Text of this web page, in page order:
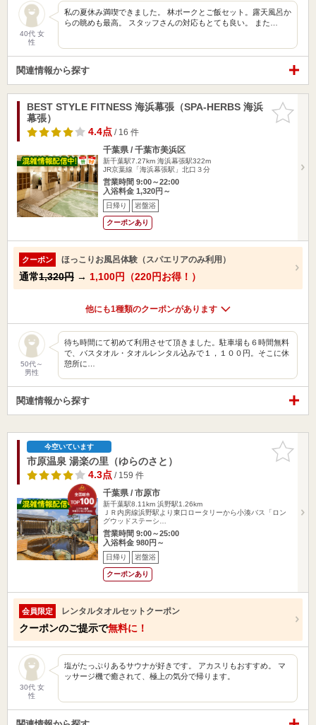
40代 女
性
私の夏休み満喫できました。 林ポークとご飯セット。露天風呂か
らの眺めも最高。 スタッフさんの対応もとても良い。 また…
関連情報から探す
お気に入
りに追加
BEST STYLE FITNESS 海浜幕張（SPA-HERBS 海浜
幕張）
4.4点/ 16 件
千葉県 / 千葉市美浜区
新千葉駅7.27km 海浜幕張駅322m
JR京葉線「海浜幕張駅」北口３分
営業時間 9:00～22:00
入浴料金 1,320円～
日帰り 岩盤浴
クーポンあり
クーポン ほっこりお風呂体験（スパエリアのみ利用）
通常1,320円 → 1,100円（220円お得！）
他にも1種類のクーポンがあります
50代～
男性
待ち時間にて初めて利用させて頂きました。駐車場も６時間無料
で、バスタオル・タオルレンタル込みで１，１００円。そこに休
憩所に…
関連情報から探す
お気に入
りに追加
今空いています
市原温泉 湯楽の里（ゆらのさと）
4.3点/ 159 件
千葉県 / 市原市
新千葉駅8.11km 浜野駅1.26km
ＪＲ内房線浜野駅より東口ロータリーから小湊バス「ロン
グウッドステーシ…
営業時間 9:00～25:00
入浴料金 980円～
日帰り 岩盤浴
クーポンあり
会員限定 レンタルタオルセットクーポン
クーポンのご提示で無料に！
30代 女
性
塩がたっぷりあるサウナが好きです。 アカスリもおすすめ。 マ
ッサージ機で癒されて、極上の気分で帰ります。